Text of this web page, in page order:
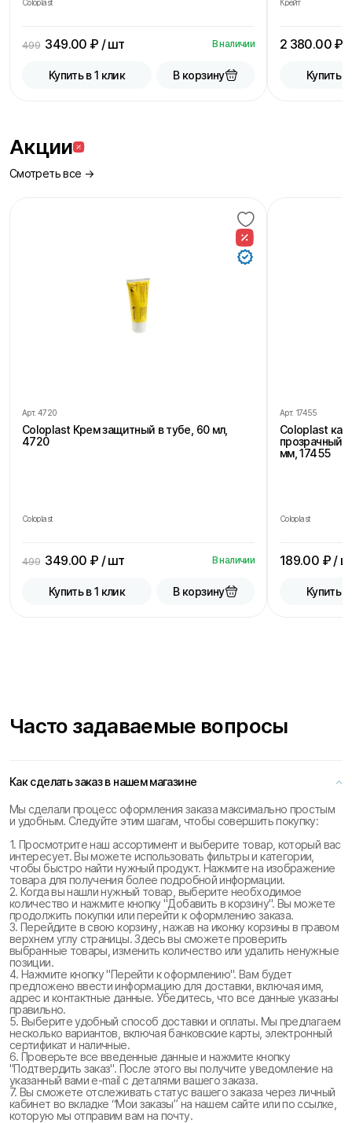
Coloplast
499 349.00 ₽ / шт В наличии
Купить в 1 клик В корзину
Крейт
2 380.00₽ /
Купить в
Акции
Смотреть все →
Арт. 4720
Coloplast Крем защитный в тубе, 60 мл,
4720
Coloplast
499 349.00 ₽ / шт В наличии
Купить в 1 клик В корзину
Арт. 17455
Coloplast
прозрачный,
мм, 17455
Coloplast
189.00 ₽ /
Купить в
Часто задаваемые вопросы
Как сделать заказ в нашем магазине
Мы сделали процесс оформления заказа максимально простым
и удобным. Следуйте этим шагам, чтобы совершить покупку:
1. Просмотрите наш ассортимент и выберите товар, который вас
интересует. Вы можете использовать фильтры и категории,
чтобы быстро найти нужный продукт. Нажмите на изображение
товара для получения более подробной информации.
2. Когда вы нашли нужный товар, выберите необходимое
количество и нажмите кнопку "Добавить в корзину". Вы можете
продолжить покупки или перейти к оформлению заказа.
3. Перейдите в свою корзину, нажав на иконку корзины в правом
верхнем углу страницы. Здесь вы сможете проверить
выбранные товары, изменить количество или удалить ненужные
позиции.
4. Нажмите кнопку "Перейти к оформлению". Вам будет
предложено ввести информацию для доставки, включая имя,
адрес и контактные данные. Убедитесь, что все данные указаны
правильно.
5. Выберите удобный способ доставки и оплаты. Мы предлагаем
несколько вариантов, включая банковские карты, электронный
сертификат и наличные.
6. Проверьте все введенные данные и нажмите кнопку
"Подтвердить заказ". После этого вы получите уведомление на
указанный вами e-mail с деталями вашего заказа.
7. Вы сможете отслеживать статус вашего заказа через личный
кабинет во вкладке “Мои заказы” на нашем сайте или по ссылке,
которую мы отправим вам на почту.